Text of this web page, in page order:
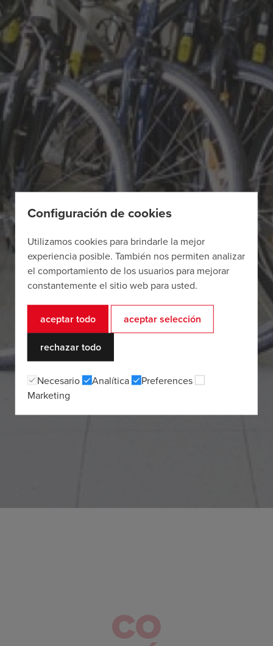
CO
Configuración de cookies
Utilizamos cookies para brindarle la mejor
experiencia posible. También nos permiten analizar
el comportamiento de los usuarios para mejorar
constantemente el sitio web para usted.
aceptar todo aceptar selección
rechazar todo
Necesario Analítica
Preferences
Marketing